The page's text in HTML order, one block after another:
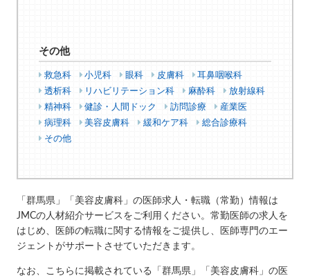
その他
救急科 小児科 眼科 皮膚科
耳鼻咽喉科
透析科
リハビリテーション科 麻酔科
放射線科
精神科
健診・人間ドック 訪問診療
産業医
病理科
美容皮膚科 緩和ケア科
総合診療科
その他
「群馬県」「美容皮膚科」の医師求人・転職（常勤）情報は
JMCの人材紹介サービスをご利用ください。常勤医師の求人を
はじめ、医師の転職に関する情報をご提供し、医師専門のエー
ジェントがサポートさせていただきます。
なお、こちらに掲載されている「群馬県」「美容皮膚科」の医